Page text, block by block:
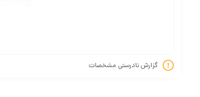
گزارش نادرستی مشخصات